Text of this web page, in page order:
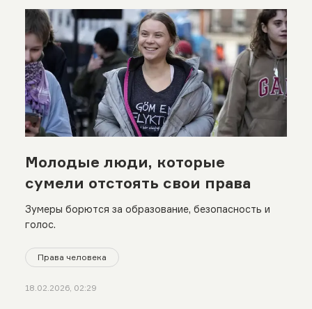
Молодые люди, которые
сумели отстоять свои права
Зумеры борются за образование, безопасность и
голос.
Права человека
18.02.2026, 02:29